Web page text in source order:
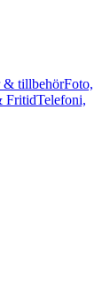
& tillbehörFoto,
FritidTelefoni,